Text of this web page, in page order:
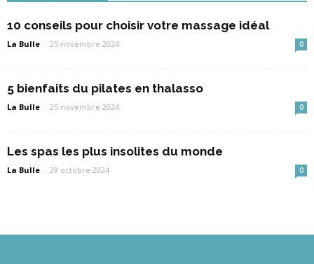
10 conseils pour choisir votre massage idéal
La Bulle - 25 novembre 2024 0
5 bienfaits du pilates en thalasso
La Bulle - 25 novembre 2024 0
Les spas les plus insolites du monde
La Bulle - 29 octobre 2024 0